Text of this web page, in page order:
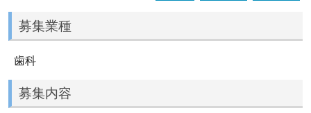
募集業種
歯科
募集内容